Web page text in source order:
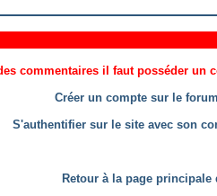
commentaires il faut posséder un
Créer un compte sur le
S'authentifier sur le site avec son
Retour à la page principale